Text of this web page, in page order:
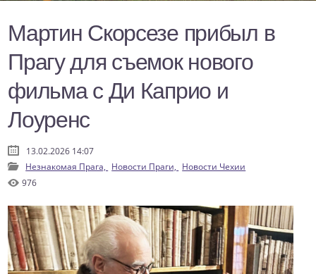
Мартин Скорсезе прибыл в
Прагу для съемок нового
фильма с Ди Каприо и
Лоуренс
13.02.2026 14:07
Незнакомая Прага, Новости Праги, Новости Чехии
976